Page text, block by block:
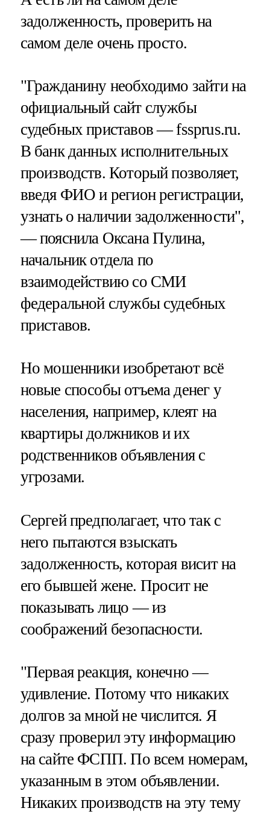
задолженность, проверить на
самом деле очень просто.
"Гражданину необходимо зайти на
официальный сайт службы
судебных приставов — fssprus.ru.
В банк данных исполнительных
производств. Который позволяет,
введя ФИО и регион регистрации,
узнать о наличии задолженности",
— пояснила Оксана Пулина,
начальник отдела по
взаимодействию со СМИ
федеральной службы судебных
приставов.
Но мошенники изобретают всё
новые способы отъема денег у
населения, например, клеят на
квартиры должников и их
родственников объявления с
угрозами.
Сергей предполагает, что так с
него пытаются взыскать
задолженность, которая висит на
его бывшей жене. Просит не
показывать лицо — из
соображений безопасности.
"Первая реакция, конечно —
удивление. Потому что никаких
долгов за мной не числится. Я
сразу проверил эту информацию
на сайте ФСПП. По всем номерам,
указанным в этом объявлении.
Никаких производств на эту тему